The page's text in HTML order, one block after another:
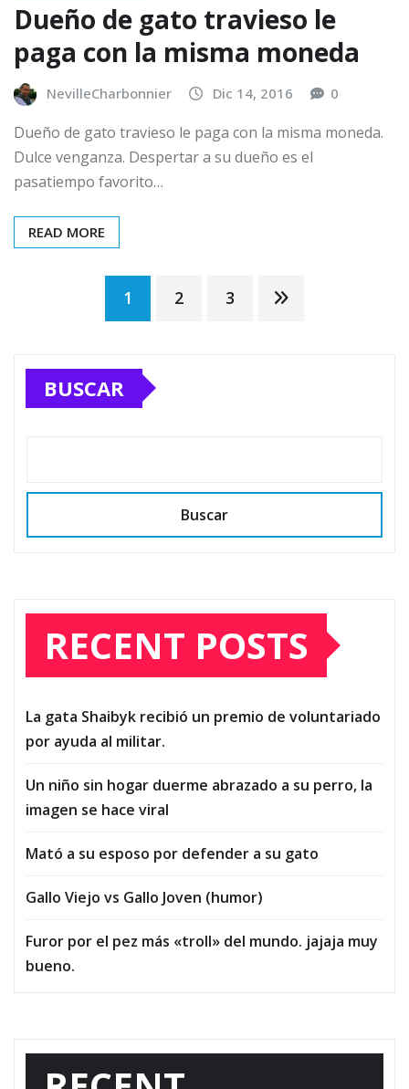
Dueño de gato travieso le
paga con la misma moneda
NevilleCharbonnier Dic 14, 2016 0
Dueño de gato travieso le paga con la misma moneda.
Dulce venganza. Despertar a su dueño es el
pasatiempo favorito…
READ MORE
pagination
1 2 3
BUSCAR
Buscar
RECENT POSTS
La gata Shaibyk recibió un premio de voluntariado
por ayuda al militar.
Un niño sin hogar duerme abrazado a su perro, la
imagen se hace viral
Mató a su esposo por defender a su gato
Gallo Viejo vs Gallo Joven (humor)
Furor por el pez más «troll» del mundo. jajaja muy
bueno.